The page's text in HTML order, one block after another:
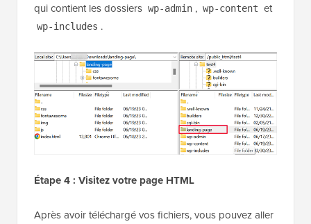
qui contient les dossiers wp-admin , wp-content et
wp-includes .
Étape 4 : Visitez votre page HTML
Après avoir téléchargé vos fichiers, vous pouvez aller